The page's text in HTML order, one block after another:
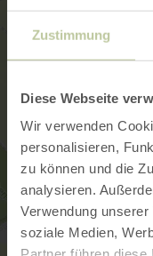
Zustimmung
Diese Webseite
Wir verwenden
personalisieren,
zu können und die
analysieren.
Verwendung
soziale Medien,